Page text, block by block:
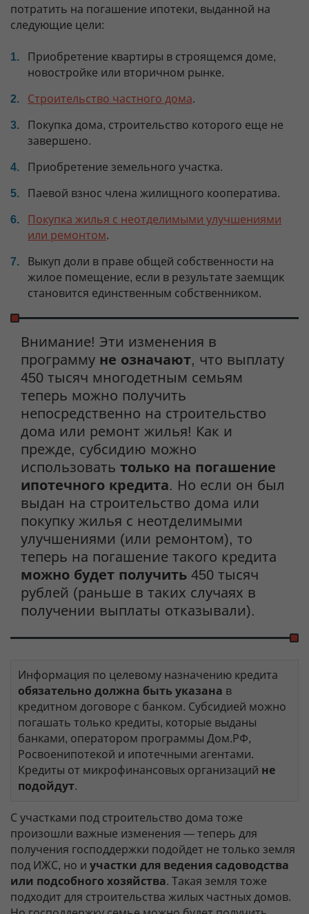
потратить на погашение ипотеки, выданной на
следующие цели:
Приобретение квартиры в строящемся доме,
новостройке или вторичном рынке.
Строительство частного дома.
Покупка дома, строительство которого еще не
завершено.
Приобретение земельного участка.
Паевой взнос члена жилищного кооператива.
Покупка жилья с неотделимыми улучшениями
или ремонтом.
Выкуп доли в праве общей собственности на
жилое помещение, если в результате заемщик
становится единственным собственником.
Внимание! Эти изменения в
программу не означают, что выплату
450 тысяч многодетным семьям
теперь можно получить
непосредственно на строительство
дома или ремонт жилья! Как и
прежде, субсидию можно
использовать только на погашение
ипотечного кредита. Но если он был
выдан на строительство дома или
покупку жилья с неотделимыми
улучшениями (или ремонтом), то
теперь на погашение такого кредита
можно будет получить 450 тысяч
рублей (раньше в таких случаях в
получении выплаты отказывали).
Информация по целевому назначению кредита
обязательно должна быть указана в
кредитном договоре с банком. Субсидией можно
погашать только кредиты, которые выданы
банками, оператором программы Дом.РФ,
Росвоенипотекой и ипотечными агентами.
Кредиты от микрофинансовых организаций не
подойдут.
С участками под строительство дома тоже
произошли важные изменения — теперь для
получения господдержки подойдет не только земля
под ИЖС, но и участки для ведения садоводства
или подсобного хозяйства. Такая земля тоже
подходит для строительства жилых частных домов.